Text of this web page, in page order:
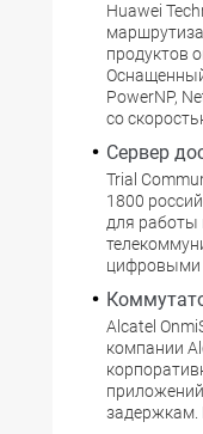
Huawei
продуктов
PowerNP,
со
Сервер
Trial
1800
для работы
цифровыми
Alcatel
компании
задержкам.